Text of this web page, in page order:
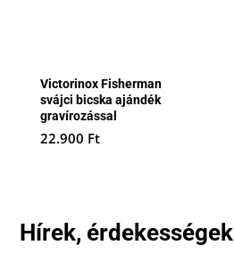
Victorinox Fisherman
svájci bicska ajándék
gravírozással
22.900 Ft
Hírek, érdekességek